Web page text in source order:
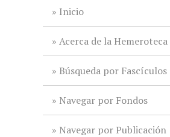
Inicio
Acerca de la Hemeroteca
Búsqueda por Fascículos
Navegar por Fondos
Navegar por Publicación